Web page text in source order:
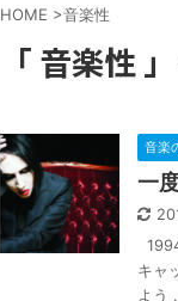
HOME >音楽性
「 音楽性
音楽
一
キャ
よう